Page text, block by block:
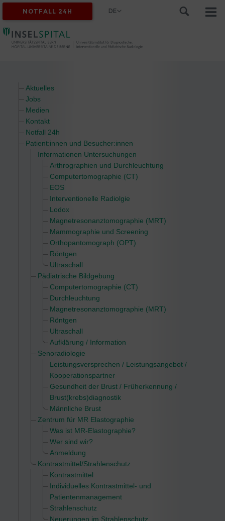
NOTFALL 24H DE
Aktuelles
Jobs
Medien
Kontakt
Notfall 24h
Patient:innen und Besucher:innen
Informationen Untersuchungen
Arthrographien und Durchleuchtung
Computertomographie (CT)
EOS
Interventionelle Radiolgie
Lodox
Magnetresonanztomographie (MRT)
Mammographie und Screening
Orthopantomograph (OPT)
Röntgen
Ultraschall
Pädiatrische Bildgebung
Computertomographie (CT)
Durchleuchtung
Magnetresonanztomographie (MRT)
Röntgen
Ultraschall
Aufklärung / Information
Senoradiologie
Leistungsversprechen / Leistungsangebot /
Kooperationspartner
Gesundheit der Brust / Früherkennung /
Brust(krebs)diagnostik
Männliche Brust
Zentrum für MR Elastographie
Was ist MR-Elastographie?
Wer sind wir?
Anmeldung
Kontrastmittel/Strahlenschutz
Kontrastmittel
Individuelles Kontrastmittel- und
Patientenmanagement
Strahlenschutz
Neuerungen im Strahlenschutz